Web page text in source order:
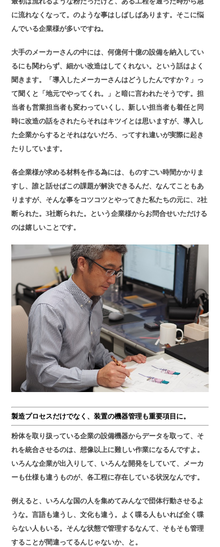
に流れなくなって。のような事はしばしばあります。そこに悩
んでいる企業様が多いですね。
大手のメーカーさんの中には、何億何十億の設備を納入してい
るにも関わらず、細かい改造はしてくれない。という話はよく
聞きます。「導入したメーカーさんはどうしたんですか？」っ
て聞くと「地元でやってくれ。」と暗に言われたそうです。担
当者も営業担当者も変わっていくし、新しい担当者も着任と同
時に改造の話をされたらそれはキツイとは思いますが、導入し
た企業からするとそれはないだろ、ってすれ違いが実際に起き
たりしています。
各企業様が求める材料を作る為には、ものすごい時間かかりま
すし、誰と話せばこの課題が解決できるんだ、なんてこともあ
りますが、そんな事をコツコツとやってきた私たちの元に、2社
断られた。3社断られた。という企業様からお問合せいただける
のは嬉しいことです。
製造プロセスだけでなく、装置の機器管理も重要項目に。
粉体を取り扱っている企業の設備機器からデータを取って、そ
れを統合させるのは、想像以上に難しい作業になるんですよ。
いろんな企業が出入りして、いろんな開発をしていて、メーカ
ーも仕様も違うものが、各工程に存在している状況なんです。
例えると、いろんな国の人を集めてみんなで団体行動させるよ
うな。言語も違うし、文化も違う。よく喋る人もいれば全く喋
らない人もいる。そんな状態で管理するなんて、そもそも管理
することが間違ってるんじゃないか、と。